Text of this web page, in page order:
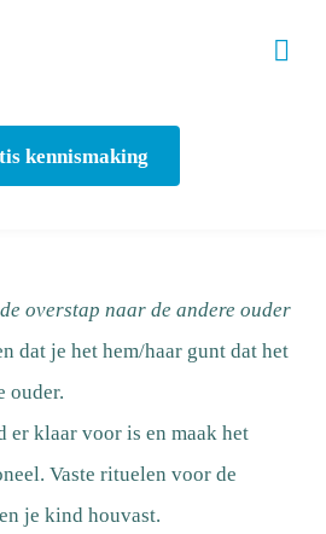
kennismaking
overstap naar de andere ouder
dat je het hem/haar gunt dat het
ouder.
er klaar voor is en maak het
Vaste rituelen voor de
je kind houvast.